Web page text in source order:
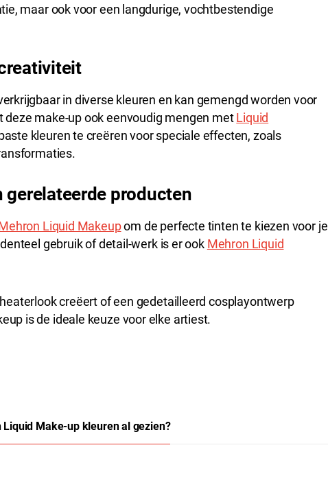
maar ook voor een langdurige, vochtbestendige
in diverse kleuren en kan gemengd worden voor
make-up ook eenvoudig mengen metLiquid
kleuren te creëren voor speciale effecten, zoals
gerelateerde producten
Liquid Makeupom de perfecte tinten te kiezen voor je
gebruik of detail-werk is er ook Mehron Liquid
creëert of een gedetailleerd cosplayontwerp
is de ideale keuze voor elke artiest.
Make-up kleuren al gezien?